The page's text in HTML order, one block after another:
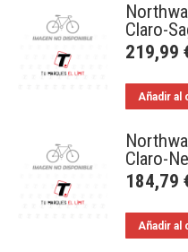
Claro-
219,99
Añadir al
Claro-
184,79
Añadir al